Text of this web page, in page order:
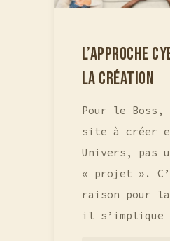
L’APPROCHE
LA CRÉATION
Pour le Boss,
site à créer
Univers, pas
« projet ».
raison pour
il s’implique